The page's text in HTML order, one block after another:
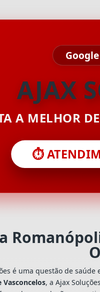
Google
AJAX
A MELHOR
⏱️
é uma questão de
, a Ajax